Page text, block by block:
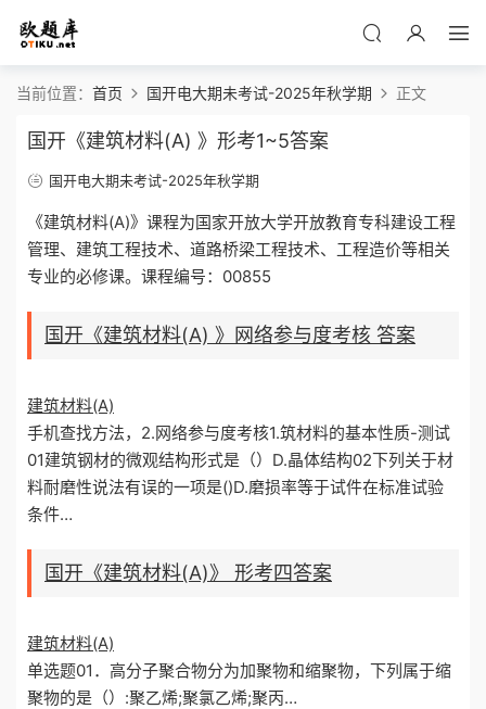
当前位置： 首页 国开电大期未考试-2025年秋学期 正文
国开《建筑材料(A) 》形考1~5答案
国开电大期未考试-2025年秋学期
《建筑材料(A)》课程为国家开放大学开放教育专科建设工程
管理、建筑工程技术、道路桥梁工程技术、工程造价等相关
专业的必修课。课程编号：00855
国开《建筑材料(A) 》网络参与度考核 答案
建筑材料(A)
手机查找方法，2.网络参与度考核1.筑材料的基本性质-测试
01建筑钢材的微观结构形式是（）D.晶体结构02下列关于材
料耐磨性说法有误的一项是()D.磨损率等于试件在标准试验
条件…
国开《建筑材料(A)》 形考四答案
建筑材料(A)
单选题01．高分子聚合物分为加聚物和缩聚物，下列属于缩
聚物的是（）:聚乙烯;聚氯乙烯;聚丙…